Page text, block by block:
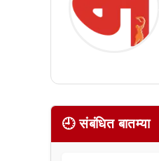
🕘 संबंधित बातम्या